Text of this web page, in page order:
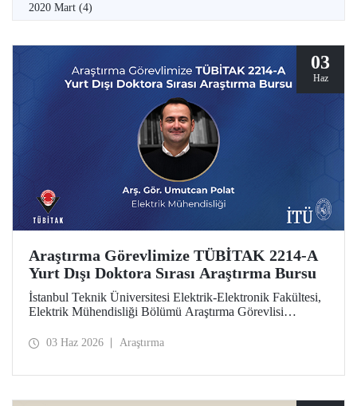
2020 Mart (4)
03
Haz
Araştırma Görevlimize TÜBİTAK 2214-A
Yurt Dışı Doktora Sırası Araştırma Bursu
İstanbul Teknik Üniversitesi Elektrik-Elektronik Fakültesi,
Elektrik Mühendisliği Bölümü Araştırma Görevlisi
Sırası Araştırma Bursu kapsamında desteklenmeye hak
03 Haz 2026 Araştırma